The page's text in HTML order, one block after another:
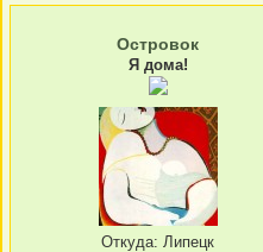
Островок
Я дома!
Откуда: Липецк